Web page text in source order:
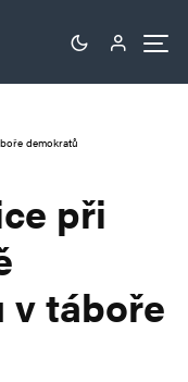
demokratů
při
v táboře